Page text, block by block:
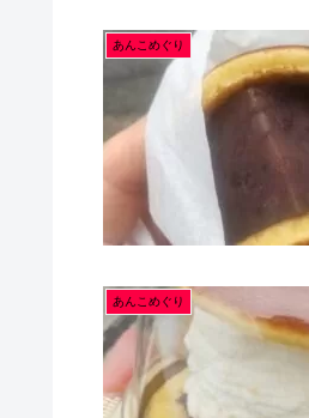
あんこめぐり
あんこめぐり